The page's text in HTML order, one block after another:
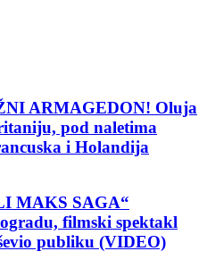
ARMAGEDON! Oluja
pod naletima
i Holandija
MAKS SAGA“
filmski spektakl
publiku (VIDEO)